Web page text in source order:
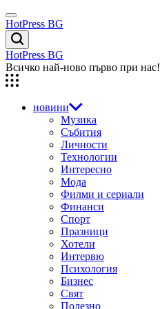
Skip
to
content
Menu
HotPress BG
Търсене
HotPress BG
Всичко най-ново първо при нас!
новини
Музика
Събития
Личности
Технологии
Интересно
Мода
Филми и сериали
Финанси
Спорт
Празници
Хотели
Интервю
Психология
Бизнес
Свят
Полезно